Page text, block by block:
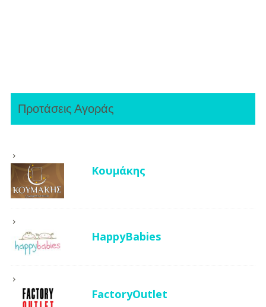
Προτάσεις Αγοράς
Κουμάκης
HappyBabies
FactoryOutlet